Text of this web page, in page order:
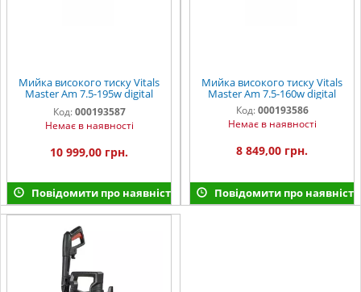
Мийка високого тиску Vitals
Master Am 7.5-195w digital
Код: 000193587
Немає в наявності
10 999,00 грн.
Повідомити про наявність
Мийка високого тиску Vitals
Master Am 7.5-160w digital
Код: 000193586
Немає в наявності
8 849,00 грн.
Повідомити про наявність